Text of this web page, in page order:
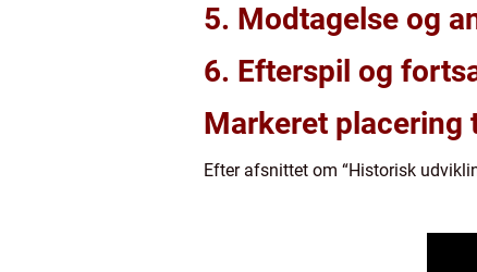
5. Modtagelse og
6. Efterspil og
Markeret
Efter afsnittet om “Historisk